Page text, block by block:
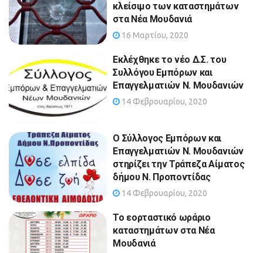
κλείσιμο των καταστημάτων
στα Νέα Μουδανιά
16 Μαρτίου, 2020
Εκλέχθηκε το νέο Δ.Σ. του
Συλλόγου Εμπόρων και
Επαγγελματιών Ν. Μουδανιών
14 Φεβρουαρίου, 2020
Ο Σύλλογος Εμπόρων και
Επαγγελματιών Ν. Μουδανιών
στηρίζει την Τράπεζα Αίματος
δήμου Ν. Προποντίδας
14 Φεβρουαρίου, 2020
Το εορταστικό ωράριο
καταστημάτων στα Νέα
Μουδανιά